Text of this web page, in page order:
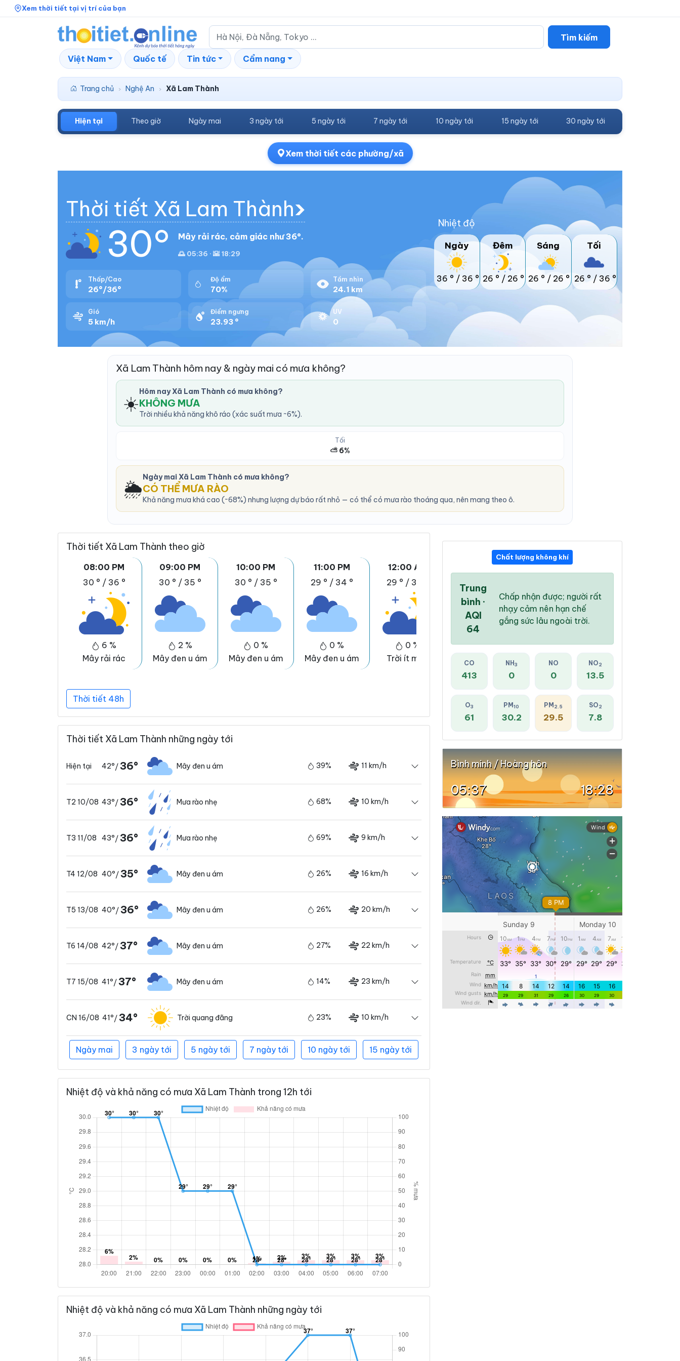
Xem thời tiết tại vị trí của bạn
Tìm kiếm
Việt Nam Quốc tế Tin tức Cẩm nang
Trang chủ › Nghệ An › Xã Lam Thành
Hiện tại Theo giờ Ngày mai 3 ngày tới 5 ngày tới 7 ngày tới 10 ngày tới 15 ngày tới 30 ngày tới
Xem thời tiết các phường/xã
Thời tiết Xã Lam Thành
30° Mây rải rác, cảm giác như 36°.
🌅 05:36 · 🌇 18:29
Thấp/Cao
26°/36°
Độ ẩm
70%
Tầm nhìn
24.1 km
Gió
5 km/h
Điểm ngưng
23.93 °
UV
0
Nhiệt độ
Ngày
36 ° / 36 °
Đêm
26 ° / 26 °
Sáng
26 ° / 26 °
Tối
26 ° / 36 °
Xã Lam Thành hôm nay & ngày mai có mưa không?
☀️
Hôm nay Xã Lam Thành có mưa không?
KHÔNG MƯA
Trời nhiều khả năng khô ráo (xác suất mưa ~6%).
Tối
⛅ 6%
🌦️
Ngày mai Xã Lam Thành có mưa không?
CÓ THỂ MƯA RÀO
Khả năng mưa khá cao (~68%) nhưng lượng dự báo rất nhỏ — có thể có mưa rào thoáng qua, nên mang theo ô.
Thời tiết Xã Lam Thành theo giờ
08:00 PM
30 ° / 36 °
6 %
Mây rải rác
09:00 PM
30 ° / 35 °
2 %
Mây đen u ám
10:00 PM
30 ° / 35 °
0 %
Mây đen u ám
11:00 PM
29 ° / 34 °
0 %
Mây đen u ám
12:00 AM
29 ° / 34 °
0 %
Trời ít mây
01:00 AM
29 °
0 %
Trời ít mây
02:00 AM
1 %
Trời ít mây
Thời tiết 48h
Thời tiết Xã Lam Thành những ngày tới
Hiện tại 42°/36° Mây đen u ám 39% 11 km/h
T2 10/08 43°/36° Mưa rào nhẹ 68% 10 km/h
T3 11/08 43°/36° Mưa rào nhẹ 69% 9 km/h
T4 12/08 40°/35° Mây đen u ám 26% 16 km/h
T5 13/08 40°/36° Mây đen u ám 26% 20 km/h
T6 14/08 42°/37° Mây đen u ám 27% 22 km/h
T7 15/08 41°/37° Mây đen u ám 14% 23 km/h
CN 16/08 41°/34° Trời quang đãng 23% 10 km/h
Ngày mai 3 ngày tới 5 ngày tới 7 ngày tới 10 ngày tới 15 ngày tới
Nhiệt độ và khả năng có mưa Xã Lam Thành trong 12h tới
Nhiệt độ và khả năng có mưa Xã Lam Thành những ngày tới
Chất lượng không khí
Trung
bình ·
AQI
64
Chấp nhận được; người rất
nhạy cảm nên hạn chế
gắng sức lâu ngoài trời.
CO
413
NH 3
0
NO
0
NO2
13.5
O3
61
PM 10
30.2
PM 2.5
29.5
SO2
7.8
Bình minh / Hoàng hôn
05:37 18:28